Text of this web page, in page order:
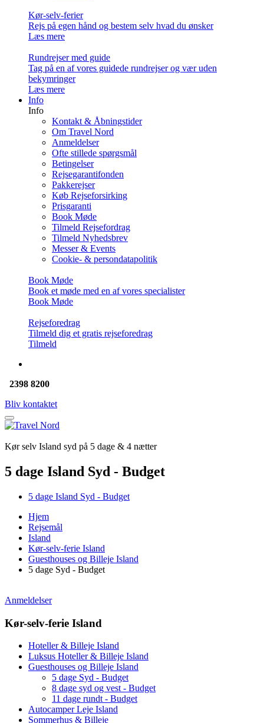
Kør-selv-ferier
Rejs på egen hånd og bestem selv hvad du ønsker
Læs mere
Rundrejser med guide
Tag på en af vores guidede rundrejser og vær uden
bekymringer
Læs mere
Info
Info
Kontakt & Åbningstider
Om Travel Nord
Anmeldelser
Ofte stillede spørgsmål
Betingelser
Rejsegarantifonden
Pakkerejser
Køb Rejseforsirking
Prisgaranti
Book Møde
Tilmeld Rejsefordrag
Tilmeld Nyhedsbrev
Messer & Events
Cookie- & persondatapolitik
Book Møde
Book et møde med en af vores specialister
Book Møde
Rejseforedrag
Tilmeld dig et gratis rejseforedrag
Tilmeld
2398 8200
Bliv kontaktet
Kør selv Island syd på 5 dage & 4 nætter
5 dage Island Syd - Budget
5 dage Island Syd - Budget
Hjem
Rejsemål
Island
Kør-selv-ferie Island
Guesthouses og Billeje Island
5 dage Syd - Budget
Anmeldelser
Kør-selv-ferie Island
Hoteller & Billeje Island
Luksus Hoteller & Billeje Island
Guesthouses og Billeje Island
5 dage Syd - Budget
8 dage syd og vest - Budget
11 dage rundt - Budget
Autocamper Leje Island
Sommerhus & Billeje